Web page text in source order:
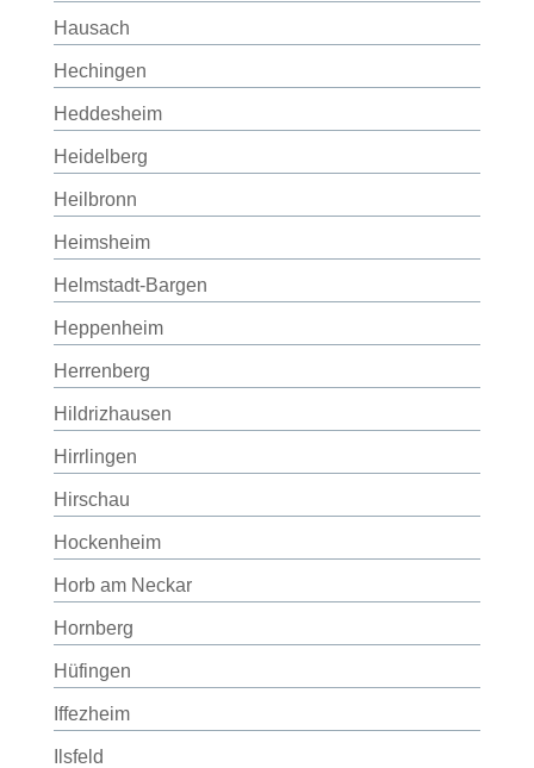
Hausach
Hechingen
Heddesheim
Heidelberg
Heilbronn
Heimsheim
Helmstadt-Bargen
Heppenheim
Herrenberg
Hildrizhausen
Hirrlingen
Hirschau
Hockenheim
Horb am Neckar
Hornberg
Hüfingen
Iffezheim
Ilsfeld